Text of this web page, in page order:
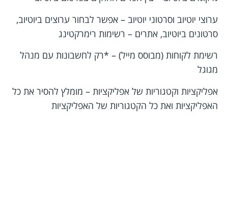
ערוצי יוטיוב וסרטוני יוטיוב – אפשר לבחור ערוצים ביוטיוב,
סרטונים ביוטיוב, אתרים – רשימות רימרקטינג
רשימת לקוחות (מבוסס מייל) – *רק לחשבונות עם מנהל
מגוגל
אפליקציות וקטגוריות של אפליקציות – מומלץ להסיר את כל
האפליקציות ואת כל הקטגוריות של האפליקציות